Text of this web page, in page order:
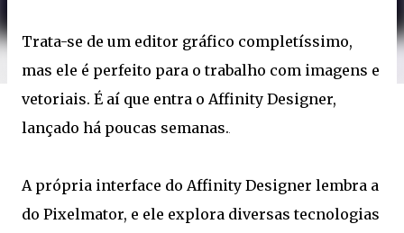
Trata-se de um editor gráfico completíssimo,
mas ele é perfeito para o trabalho com imagens e
vetoriais. É aí que entra o Affinity Designer,
lançado há poucas semanas.
A própria interface do Affinity Designer lembra a
do Pixelmator, e ele explora diversas tecnologias